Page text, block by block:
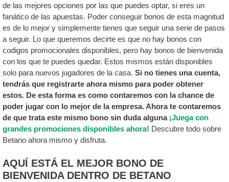
de las mejores opciones por las que puedes optar, si eres un
fanático de las apuestas. Poder conseguir bonos de esta magnitud
es de lo mejor y simplemente tienes que seguir una serie de pasos
a seguir. Lo que queremos decirte es que no hay bonos con
codigos promocionales disponibles, pero hay bonos de bienvenida
con los que te puedes quedar. Estos mismos están disponibles
solo para nuevos jugadores de la casa. Si no tienes una cuenta,
tendrás que registrarte ahora mismo para poder obtener
estos. De esta forma es como contaremos con la chance de
poder jugar con lo mejor de la empresa. Ahora te contaremos
de que trata este mismo bono sin duda alguna ¡Juega con
grandes promociones disponibles ahora! Descubre todo sobre
Betano ahora mismo y disfruta.
AQUÍ ESTÁ EL MEJOR BONO DE
BIENVENIDA DENTRO DE BETANO